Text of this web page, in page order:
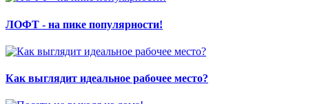
ЛОФТ - на пике популярности!
Как выглядит идеальное рабочее место?